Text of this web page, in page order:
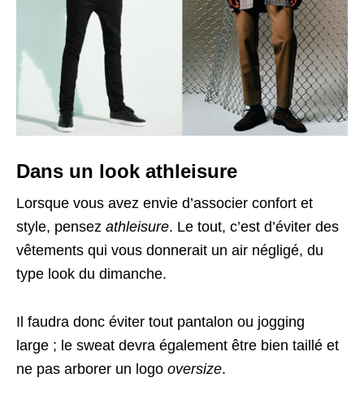
Dans un look athleisure
Lorsque vous avez envie d’associer confort et
style, pensez athleisure. Le tout, c’est d’éviter des
vêtements qui vous donnerait un air négligé, du
type look du dimanche.
Il faudra donc éviter tout pantalon ou jogging
large ; le sweat devra également être bien taillé et
ne pas arborer un logo oversize.